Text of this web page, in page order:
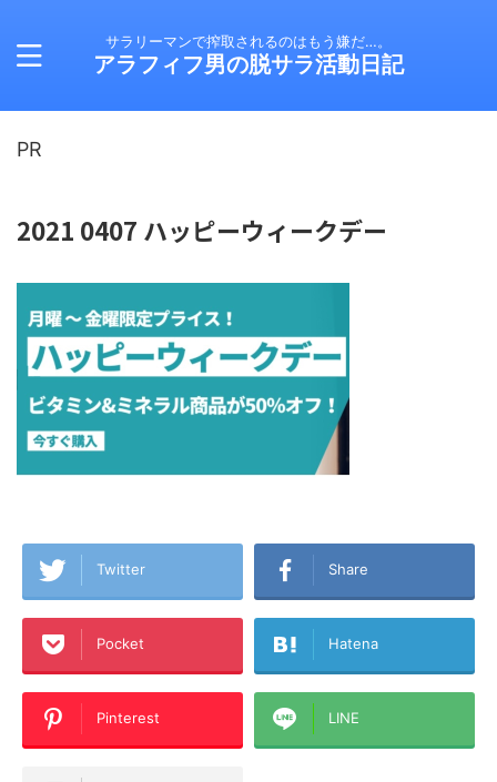
サラリーマンで搾取されるのはもう嫌だ…。
アラフィフ男の脱サラ活動日記
PR
2021 0407 ハッピーウィークデー
Twitter Share
Pocket Hatena
Pinterest LINE